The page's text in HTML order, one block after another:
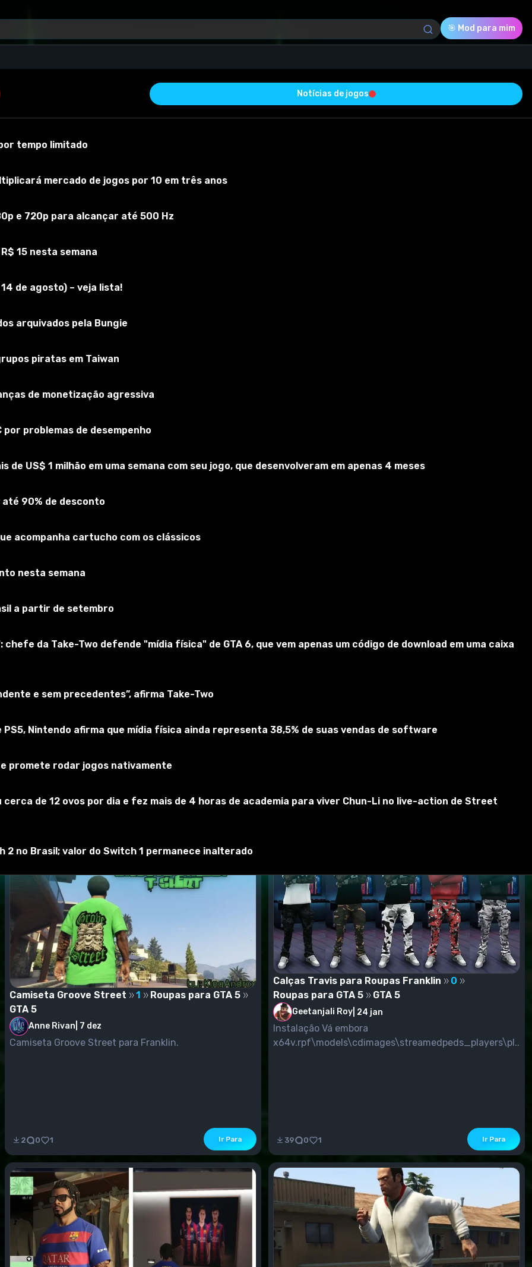
🎯 Mod para mim
Versão do mod:
Inscreva-se no jogo
Camiseta Groove Street 1
Roupas para GTA 5
GTA 5
Anne Rivan 7 dez
Camiseta Groove Street para Franklin.
2 0 1 Ir Para
Calças Travis para Roupas Franklin
0
Roupas para GTA 5
GTA 5
Geetanjali Roy 24 jan
Instalação Vá embora
x64v.rpf\models\cdimages\streamedpeds_players\pl...
39 0 1 Ir Para
Download (3.04 Mb)
Notícias de jogos
tempo limitado
mercado de jogos por 10 em três anos
e 720p para alcançar até 500 Hz
15 nesta semana
de agosto) – veja lista!
arquivados pela Bungie
piratas em Taiwan
de monetização agressiva
problemas de desempenho
US$ 1 milhão em uma semana com seu jogo, que desenvolveram em apenas 4 meses
até 90% de desconto
acompanha cartucho com os clássicos
nesta semana
a partir de setembro
da Take-Two defende "mídia física" de GTA 6, que vem apenas um código de download em uma caixa
e sem precedentes”, afirma Take-Two
Nintendo afirma que mídia física ainda representa 38,5% de suas vendas de software
e promete rodar jogos nativamente
cerca de 12 ovos por dia e fez mais de 4 horas de academia para viver Chun-Li no live-action de Street
no Brasil; valor do Switch 1 permanece inalterado